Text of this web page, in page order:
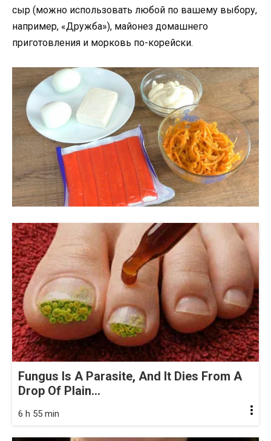
сыр (можно использовать любой по вашему выбору,
например, «Дружба»), майонез домашнего
приготовления и морковь по-корейски.
Fungus Is A Parasite, And It Dies From A
Drop Of Plain...
6 h 55 min